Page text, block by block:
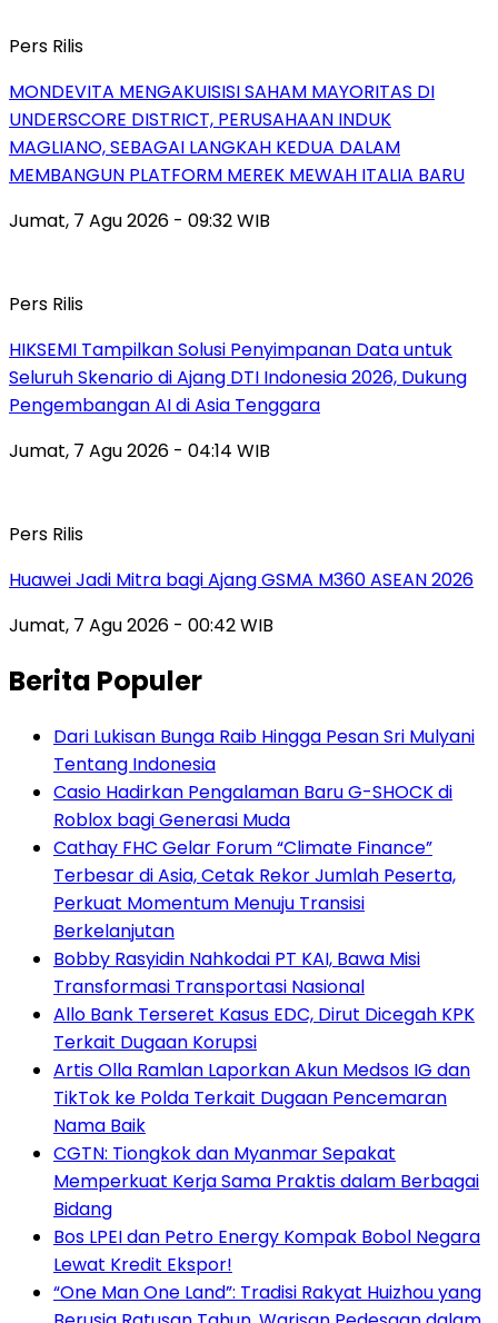
Pers Rilis
MONDEVITA MENGAKUISISI SAHAM MAYORITAS DI
UNDERSCORE DISTRICT, PERUSAHAAN INDUK
MAGLIANO, SEBAGAI LANGKAH KEDUA DALAM
MEMBANGUN PLATFORM MEREK MEWAH ITALIA BARU
Jumat, 7 Agu 2026 - 09:32 WIB
Pers Rilis
HIKSEMI Tampilkan Solusi Penyimpanan Data untuk
Seluruh Skenario di Ajang DTI Indonesia 2026, Dukung
Pengembangan AI di Asia Tenggara
Jumat, 7 Agu 2026 - 04:14 WIB
Pers Rilis
Huawei Jadi Mitra bagi Ajang GSMA M360 ASEAN 2026
Jumat, 7 Agu 2026 - 00:42 WIB
Berita Populer
Dari Lukisan Bunga Raib Hingga Pesan Sri Mulyani
Tentang Indonesia
Casio Hadirkan Pengalaman Baru G-SHOCK di
Roblox bagi Generasi Muda
Cathay FHC Gelar Forum “Climate Finance”
Terbesar di Asia, Cetak Rekor Jumlah Peserta,
Perkuat Momentum Menuju Transisi
Berkelanjutan
Bobby Rasyidin Nahkodai PT KAI, Bawa Misi
Transformasi Transportasi Nasional
Allo Bank Terseret Kasus EDC, Dirut Dicegah KPK
Terkait Dugaan Korupsi
Artis Olla Ramlan Laporkan Akun Medsos IG dan
TikTok ke Polda Terkait Dugaan Pencemaran
Nama Baik
CGTN: Tiongkok dan Myanmar Sepakat
Memperkuat Kerja Sama Praktis dalam Berbagai
Bidang
Bos LPEI dan Petro Energy Kompak Bobol Negara
Lewat Kredit Ekspor!
“One Man One Land”: Tradisi Rakyat Huizhou yang